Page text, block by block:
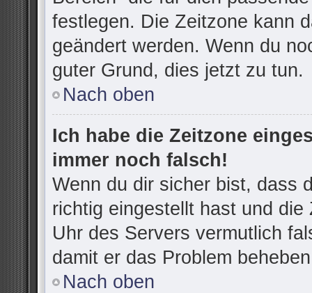
festlegen. Die Zeitzone kann
geändert werden. Wenn du
guter Grund, dies jetzt zu tun.
Nach oben
Ich habe die Zeitzone
immer noch falsch!
Wenn du dir sicher bist, dass
richtig eingestellt hast und
Uhr des Servers vermutlich
damit er das Problem
Nach oben